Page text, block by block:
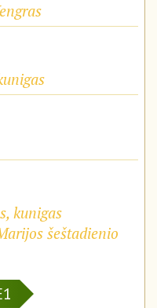
kunigas
šeštadienio